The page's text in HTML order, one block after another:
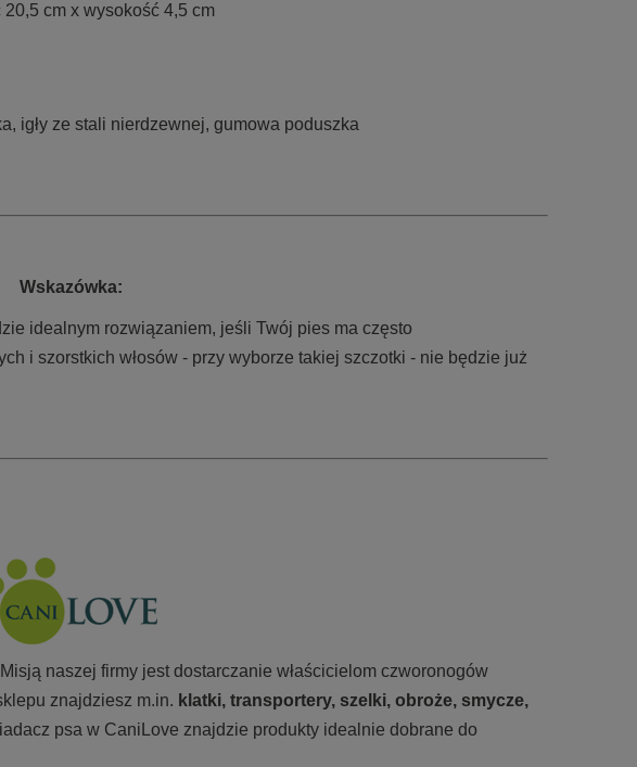
20,5 cm x wysokość 4,5 cm
igły ze stali nierdzewnej, gumowa poduszka
Wskazówka:
idealnym rozwiązaniem, jeśli Twój pies ma często
i szorstkich włosów - przy wyborze takiej szczotki - nie będzie już
naszej firmy jest dostarczanie właścicielom czworonogów
znajdziesz m.in. klatki, transportery, szelki, obroże, smycze,
psa w CaniLove znajdzie produkty idealnie dobrane do